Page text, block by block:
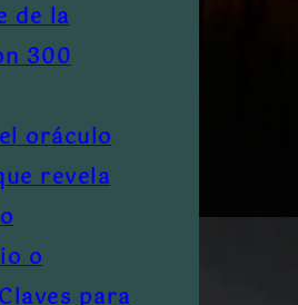
de la
300
oráculo
revela
o